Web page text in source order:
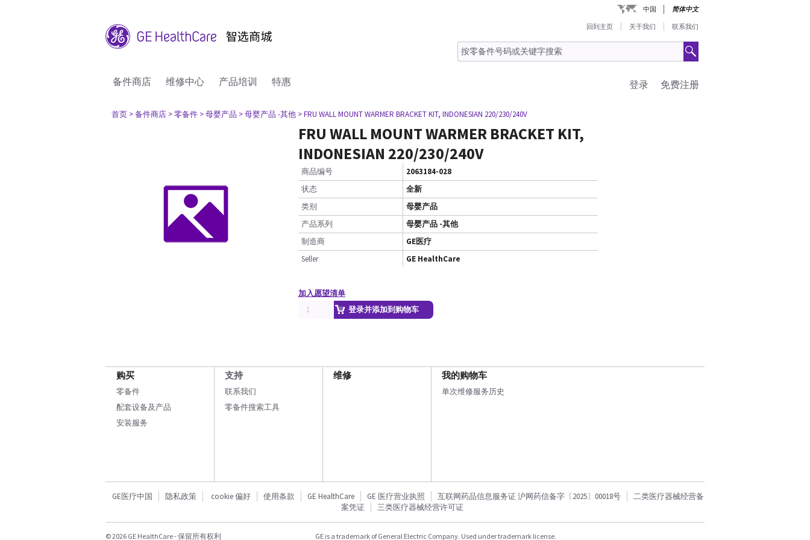
中国 简体中文
回到主页 关于我们 联系我们
备件商店 维修中心 产品培训 特惠 免费注册
登录
首页 > 备件商店 > 零备件 > 母婴产品 > 母婴产品 -其他 > FRU WALL MOUNT WARMER BRACKET KIT, INDONESIAN 220/230/240V
FRU WALL MOUNT WARMER BRACKET KIT,
INDONESIAN 220/230/240V
商品编号
2063184-028
状态
全新
类别
母婴产品
产品系列
母婴产品 -其他
制造商
GE医疗
Seller
GE HealthCare
加入愿望清单
登录并添加到购物车
购买
零备件
配套设备及产品
安装服务
支持
联系我们
零备件搜索工具
维修 我的购物车
单次维修服务历史
GE医疗中国 隐私政策 cookie 偏好 使用条款 GE HealthCare GE 医疗营业执照 互联网药品信息服务证 沪网药信备字〔2025〕00018号
二类医疗器械经营备
案凭证
三类医疗器械经营许可证
© 2026 GE HealthCare - 保留所有权利 GE is a trademark of General Electric Company. Used under trademark license.